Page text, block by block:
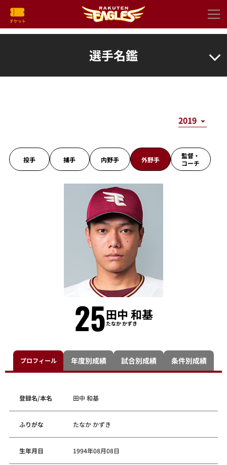
選手名鑑
投手 捕手 内野手 外野手
監督・
コーチ
25田中 和基
たなか かずき
プロフィール 年度別成績 試合別成績 条件別成績
登録名/本名 田中 和基
ふりがな たなか かずき
生年月日 1994年08月08日